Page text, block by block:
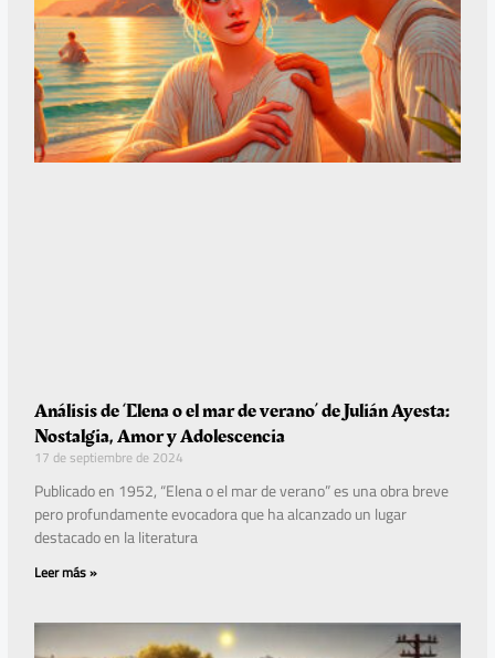
Análisis de ‘Elena o el mar de verano’ de Julián Ayesta:
Nostalgia, Amor y Adolescencia
17 de septiembre de 2024
Publicado en 1952, “Elena o el mar de verano” es una obra breve
pero profundamente evocadora que ha alcanzado un lugar
destacado en la literatura
Leer más »